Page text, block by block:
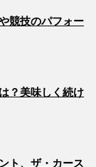
競技のパフォー
？美味しく続け
ト、ザ・カース